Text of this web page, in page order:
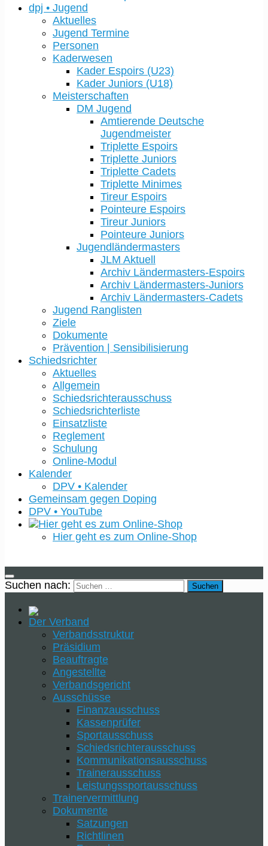
dpj • Jugend
Aktuelles
Jugend Termine
Personen
Kaderwesen
Kader Espoirs (U23)
Kader Juniors (U18)
Meisterschaften
DM Jugend
Amtierende Deutsche
Jugendmeister
Triplette Espoirs
Triplette Juniors
Triplette Cadets
Triplette Minimes
Tireur Espoirs
Pointeure Espoirs
Tireur Juniors
Pointeure Juniors
Jugendländermasters
JLM Aktuell
Archiv Ländermasters-Espoirs
Archiv Ländermasters-Juniors
Archiv Ländermasters-Cadets
Jugend Ranglisten
Ziele
Dokumente
Prävention | Sensibilisierung
Schiedsrichter
Aktuelles
Allgemein
Schiedsrichterausschuss
Schiedsrichterliste
Einsatzliste
Reglement
Schulung
Online-Modul
Kalender
DPV • Kalender
Gemeinsam gegen Doping
DPV • YouTube
Hier geht es zum Online-Shop
Suchen nach:
Der Verband
Verbandsstruktur
Präsidium
Beauftragte
Angestellte
Verbandsgericht
Ausschüsse
Finanzausschuss
Kassenprüfer
Sportausschuss
Schiedsrichterausschuss
Kommunikationsausschuss
Trainerausschuss
Leistungssportausschuss
Trainervermittlung
Dokumente
Satzungen
Richtlinen